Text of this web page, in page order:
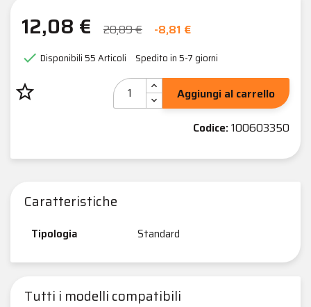
12,08 € 20,89 € -8,81 €
 Disponibili55 Articoli Spedito in 5-7 giorni
star_border
Aggiungi al carrello
Codice:100603350
Caratteristiche
Tipologia Standard
Tutti i modelli compatibili